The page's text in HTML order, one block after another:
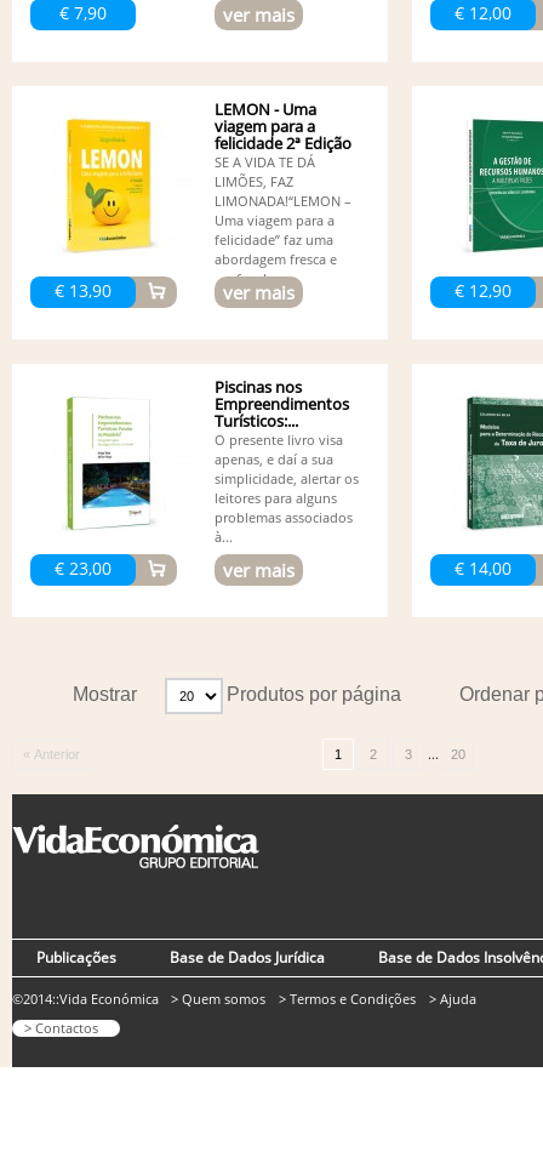
€ 7,90 ver mais € 12,00
€ 13,90
LEMON - Uma
viagem para a
felicidade 2ª Edição
SE A VIDA TE DÁ
LIMÕES, FAZ
LIMONADA!“LEMON –
Uma viagem para a
felicidade” faz uma
abordagem fresca e
profunda...
ver mais € 12,90
€ 23,00
Piscinas nos
Empreendimentos
Turísticos:...
O presente livro visa
apenas, e daí a sua
simplicidade, alertar os
leitores para alguns
problemas associados
à...
ver mais € 14,00
Ordenar
Mostrar Produtos por página
« Anterior 1 2 3 ... 20
Publicações Base de Dados Jurídica Base de Dados
©2014::Vida Económica
> Contactos
> Quem somos > Termos e Condições > Ajuda